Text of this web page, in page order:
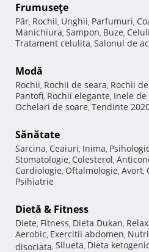
Frumuseţe
Păr, Rochii, Unghii, Parfumuri,
Manichiura, Sampon, Buze,
Tratament celulita, Salonul de
Modă
Rochii, Rochii de seara, Rochii
Pantofi, Rochii elegante, Inele
Ochelari de soare, Tendinte
Sănătate
Sarcina, Ceaiuri, Inima,
Stomatologie, Colesterol,
Cardiologie, Oftalmologie, Avort,
Psihiatrie
Dietă & Fitness
Diete, Fitness, Dieta Dukan,
Aerobic, Exercitii abdomen,
disociata, Silueta, Dieta